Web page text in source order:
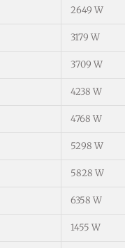
2649 W
3179 W
3709 W
4238 W
4768 W
5298 W
5828 W
6358 W
1455 W